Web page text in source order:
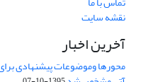
نقشه سایت
آخرین اخبار
محورها وموضوعات پیشنهادی